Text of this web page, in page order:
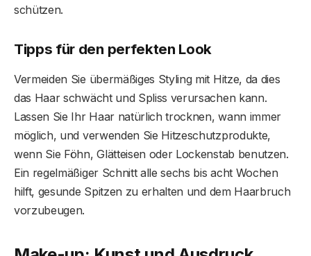
schützen.
Tipps für den perfekten Look
Vermeiden Sie übermäßiges Styling mit Hitze, da dies
das Haar schwächt und Spliss verursachen kann.
Lassen Sie Ihr Haar natürlich trocknen, wann immer
möglich, und verwenden Sie Hitzeschutzprodukte,
wenn Sie Föhn, Glätteisen oder Lockenstab benutzen.
Ein regelmäßiger Schnitt alle sechs bis acht Wochen
hilft, gesunde Spitzen zu erhalten und dem Haarbruch
vorzubeugen.